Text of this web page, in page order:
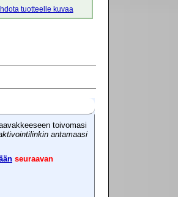
tuotteelle kuvaa
toivomasi
antamaasi
seuraavan